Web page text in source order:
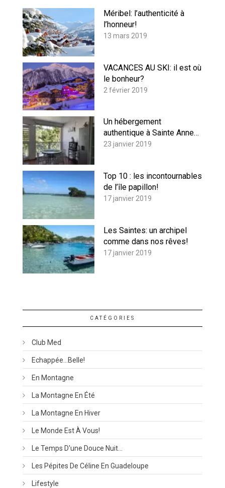
Méribel: l’authenticité à
l’honneur!
13 mars 2019
VACANCES AU SKI: il est où
le bonheur?
2 février 2019
Un hébergement
authentique à Sainte Anne…
23 janvier 2019
Top 10 : les incontournables
de l’île papillon!
17 janvier 2019
Les Saintes: un archipel
comme dans nos rêves!
17 janvier 2019
CATÉGORIES
Club Med
Echappée…belle!
En Montagne
La Montagne En Été
La Montagne En Hiver
Le Monde Est À Vous!
Le Temps D'une Douce Nuit…
Les Pépites De Céline En Guadeloupe
Lifestyle